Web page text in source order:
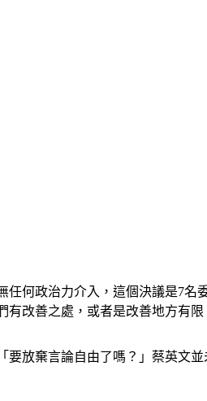
何政治力介入，這個決議是7
改善之處，或者是改善地方有限
放棄言論自由了嗎？」蔡英文並